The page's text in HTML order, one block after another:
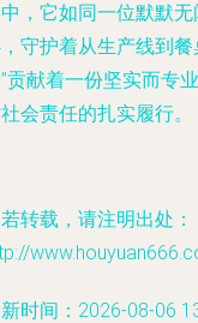
，它如同一位默默
守护着从生产线到
贡献着一份坚实而专
会责任的扎实履行。
转载，请注明出处：
时间：2026-08-06